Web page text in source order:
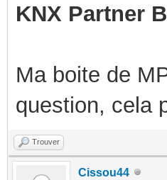
KNX Partner
Ma boite de
question, cela
Trouver
Cissou44